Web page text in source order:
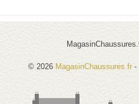
© 2026 MagasinChaussures.fr -